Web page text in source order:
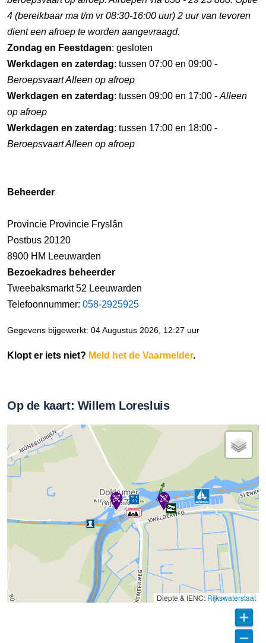
4 (bereikbaar ma t/m vr 08:30-16:00 uur) 2 uur van tevoren
dient een afroep te worden aangevraagd.
Zondag en Feestdagen: gesloten
Werkdagen en zaterdag: tussen 07:00 en 09:00 -
Beroepsvaart Alleen op afroep
Werkdagen en zaterdag: tussen 09:00 en 17:00 - Alleen
op afroep
Werkdagen en zaterdag: tussen 17:00 en 18:00 -
Beroepsvaart Alleen op afroep
Beheerder
Provincie Provincie Fryslân
Postbus 20120
8900 HM Leeuwarden
Bezoekadres beheerder
Tweebaksmarkt 52 Leeuwarden
Telefoonnummer: 058-2925925
Gegevens bijgewerkt: 04 Augustus 2026, 12:27 uur
Klopt er iets niet? Meld het de Vaarmelder.
Op de kaart: Willem Loresluis
Diepte & IENC: Rijkswaterstaat